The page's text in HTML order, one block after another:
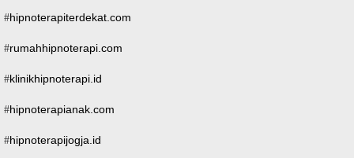
#hipnoterapiterdekat.com
#rumahhipnoterapi.com
#klinikhipnoterapi.id
#hipnoterapianak.com
#hipnoterapijogja.id